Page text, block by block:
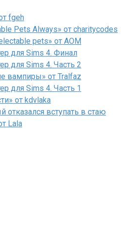
fgeh
Pets Always» от charitycodes
pets» от AOM
для Sims 4. Финал
для Sims 4. Часть 2
вампиры» от Tralfaz
для Sims 4. Часть 1
от kdvlaka
отказался вступать в стаю
Lala